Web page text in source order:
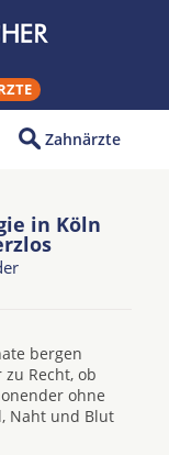
Zahnärzte
in Köln
bergen
Recht, ob
ohne
Naht und Blut